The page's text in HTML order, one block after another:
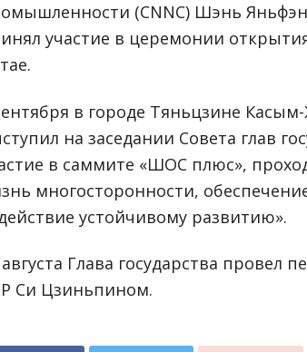
(CNNC) Шэнь
участие в церемонии
в городе Тяньцзине
на заседании Совета глав
в саммите «ШОС плюс»,
многосторонности,
устойчивому развитию».
Глава государства провел
Си Цзиньпином.